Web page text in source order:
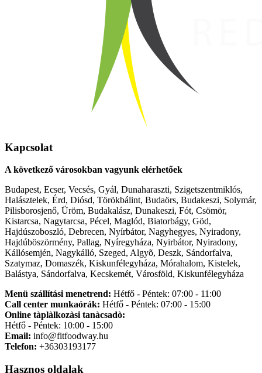
Kapcsolat
A következő városokban vagyunk elérhetőek
Budapest, Ecser, Vecsés, Gyál, Dunaharaszti, Szigetszentmiklós,
Halásztelek, Érd, Diósd, Törökbálint, Budaörs, Budakeszi, Solymár,
Pilisborosjenő, Üröm, Budakalász, Dunakeszi, Fót, Csömör,
Kistarcsa, Nagytarcsa, Pécel, Maglód, Biatorbágy, Göd,
Hajdúszoboszló, Debrecen, Nyírbátor, Nagyhegyes, Nyiradony,
Hajdúböszörmény, Pallag, Nyíregyháza, Nyirbátor, Nyiradony,
Kállósemjén, Nagykálló, Szeged, Algyõ, Deszk, Sándorfalva,
Szatymaz, Domaszék, Kiskunfélegyháza, Mórahalom, Kistelek,
Balástya, Sándorfalva, Kecskemét, Városföld, Kiskunfélegyháza
Menü szállítási menetrend: Hétfő - Péntek: 07:00 - 11:00
Call center munkaórák: Hétfő - Péntek: 07:00 - 15:00
Online tàplàlkozàsi tanàcsadò:
Hétfő - Péntek: 10:00 - 15:00
Email: info@fitfoodway.hu
Telefon: +36303193177
Hasznos oldalak